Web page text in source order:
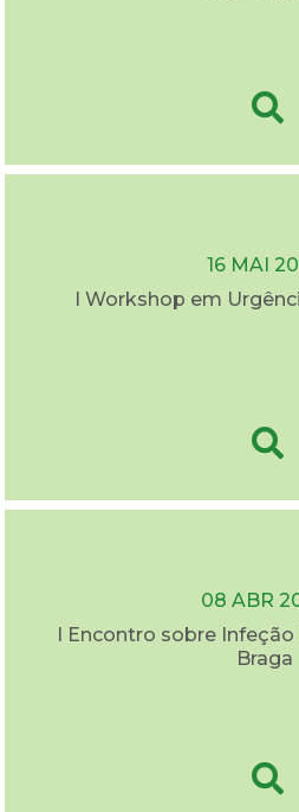
16 MAI
I Workshop em
08 ABR
I Encontro sobre
Braga